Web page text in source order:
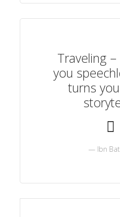
Traveling
you
turns
Ibn